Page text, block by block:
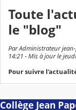
Toute
le "blog"
Par Administrateur
14:21 - Mis à jour le
Pour suivre
Collège Jean